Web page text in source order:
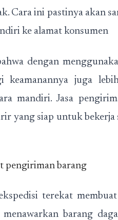
Cara ini pastinya akan
ke alamat konsumen
dengan
juga
mandiri. Jasa
yang siap untuk bekerja
pengiriman barang
terekat
barang